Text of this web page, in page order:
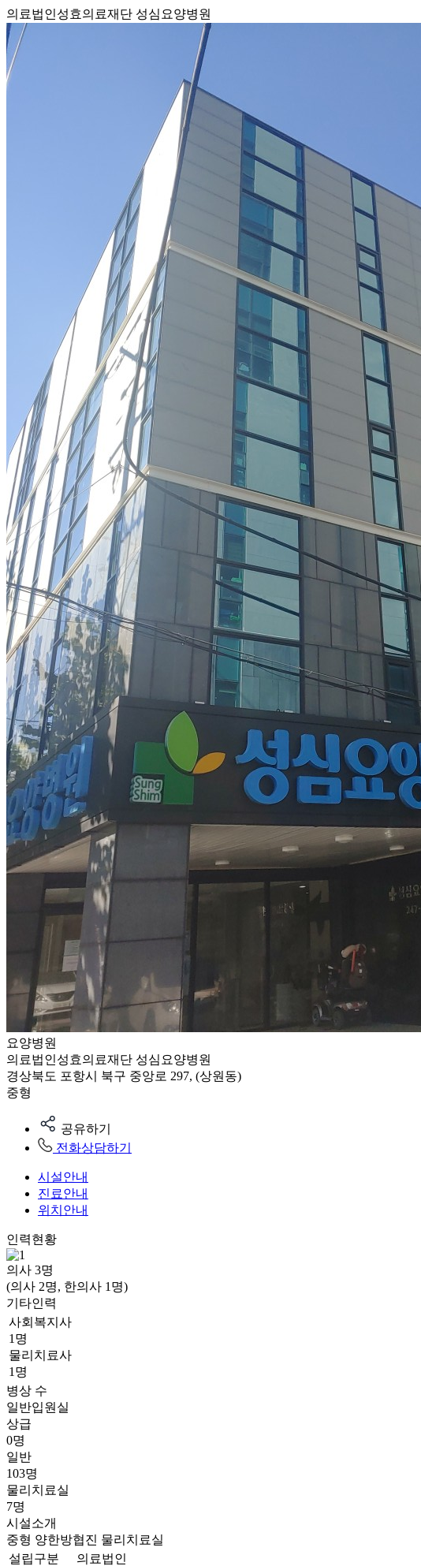
의료법인성효의료재단 성심요양병원
요양병원
의료법인성효의료재단 성심요양병원
경상북도 포항시 북구 중앙로 297, (상원동)
중형
공유하기
전화상담하기
시설안내
진료안내
위치안내
인력현황
의사 3명
(의사 2명, 한의사 1명)
기타인력
사회복지사
1명
물리치료사
1명
병상 수
일반입원실
상급
0명
일반
103명
물리치료실
7명
시설소개
중형 양한방협진 물리치료실
설립구분
의료법인